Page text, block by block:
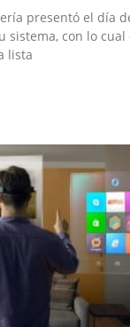
presentó el día
sistema, con lo cual
lista